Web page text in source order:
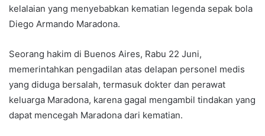
kelalaian yang menyebabkan kematian legenda sepak bola
Diego Armando Maradona.
Seorang hakim di Buenos Aires, Rabu 22 Juni,
memerintahkan pengadilan atas delapan personel medis
yang diduga bersalah, termasuk dokter dan perawat
keluarga Maradona, karena gagal mengambil tindakan yang
dapat mencegah Maradona dari kematian.